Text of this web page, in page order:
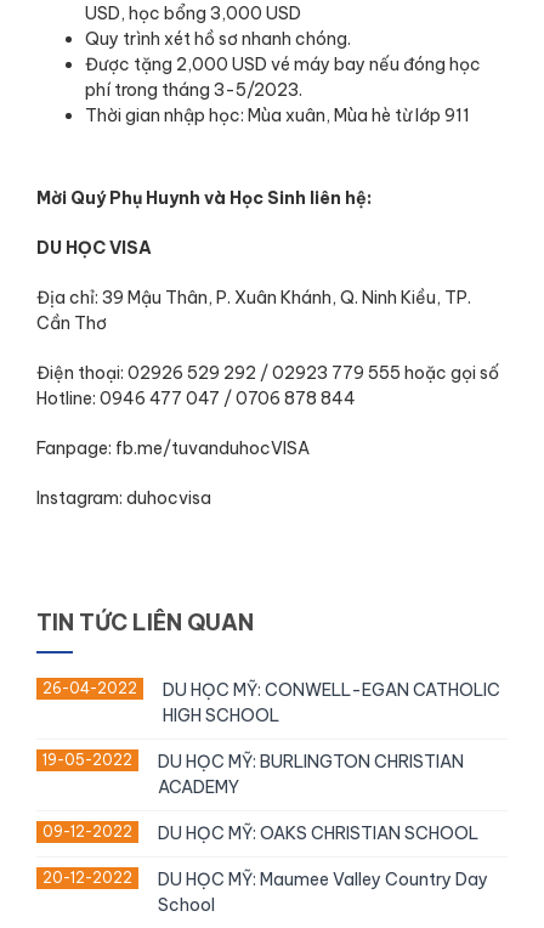
USD, học bổng 3,000 USD
Quy trình xét hồ sơ nhanh chóng.
Được tặng 2,000 USD vé máy bay nếu đóng học
phí trong tháng 3-5/2023.
Thời gian nhập học: Mùa xuân, Mùa hè từ lớp 911
Mời Quý Phụ Huynh và Học Sinh liên hệ:
DU HỌC VISA
Địa chỉ: 39 Mậu Thân, P. Xuân Khánh, Q. Ninh Kiều, TP.
Cần Thơ
Điện thoại: 02926 529 292 / 02923 779 555 hoặc gọi số
Hotline: 0946 477 047 / 0706 878 844
Fanpage: fb.me/tuvanduhocVISA
Instagram: duhocvisa
TIN TỨC LIÊN QUAN
26-04-2022
DU HỌC MỸ: CONWELL-EGAN CATHOLIC
HIGH SCHOOL
19-05-2022
DU HỌC MỸ: BURLINGTON CHRISTIAN
ACADEMY
09-12-2022 DU HỌC MỸ: OAKS CHRISTIAN SCHOOL
20-12-2022
DU HỌC MỸ: Maumee Valley Country Day
School